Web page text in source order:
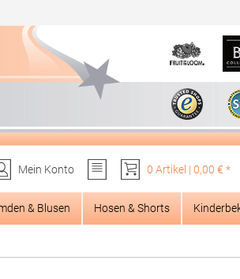
Mein Konto
0 Artikel | 0,00 € *
& Blusen Hosen & Shorts